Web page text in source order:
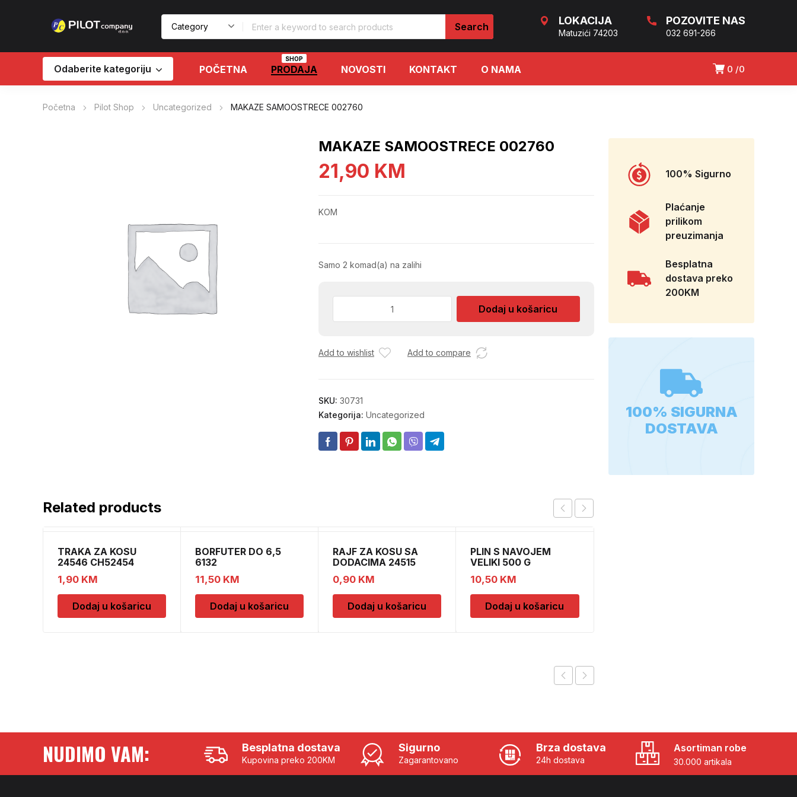
LOKACIJA
Matuzići 74203
POZOVITE NAS
032 691-266
0 0
Odaberite kategoriju POČETNA PRODAJA
SHOP
NOVOSTI KONTAKT O NAMA
Početna Pilot Shop Uncategorized MAKAZE SAMOOSTRECE 002760
MAKAZE SAMOOSTRECE 002760
21,90 KM
KOM
Samo 2 komad(a) na zalihi
SAMOOSTRECE
Dodaj u košaricu
Add to wishlist Add to compare
SKU: 30731
Kategorija: Uncategorized
Related products
TRAKA ZA KOSU
24546 CH52454
1,90 KM
Dodaj u košaricu
BORFUTER DO 6,5
6132
11,50 KM
Dodaj u košaricu
RAJF ZA KOSU SA
DODACIMA 24515
CH52451
0,90 KM
Dodaj u košaricu
PLIN S NAVOJEM
VELIKI 500 G
10,50 KM
Dodaj u košaricu
100% Sigurno
Plaćanje
prilikom
preuzimanja
Besplatna
dostava preko
200KM
100% SIGURNA
DOSTAVA
NUDIMO VAM: Besplatna dostava
Kupovina preko 200KM
Sigurno
Zagarantovano
Brza dostava
24h dostava
Asortiman robe
30.000 artikala